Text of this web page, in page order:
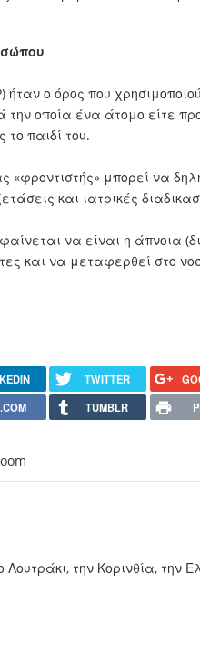
ήταν ο όρος που
οποία ένα άτομο είτε
παιδί του.
«φροντιστής» μπορεί να
και ιατρικές
να είναι η άπνοια
και να μεταφερθεί στο
TWITTER
TUMBLR
Λουτράκι, την Κορινθία, την